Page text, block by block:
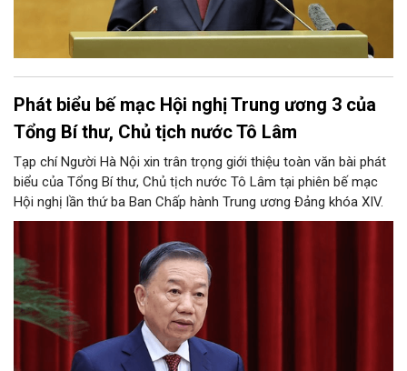
Phát biểu bế mạc Hội nghị Trung ương 3 của
Tổng Bí thư, Chủ tịch nước Tô Lâm
Tạp chí Người Hà Nội xin trân trọng giới thiệu toàn văn bài phát
biểu của Tổng Bí thư, Chủ tịch nước Tô Lâm tại phiên bế mạc
Hội nghị lần thứ ba Ban Chấp hành Trung ương Đảng khóa XIV.